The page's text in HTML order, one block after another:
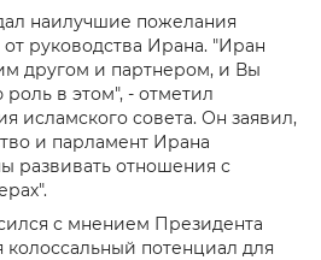
наилучшие пожелания
руководства Ирана. "Иран
другом и партнером, и Вы
в этом", - отметил
исламского совета. Он заявил,
и парламент Ирана
развивать отношения с
с мнением Президента
колоссальный потенциал для